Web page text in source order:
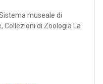
museale di
Collezioni di Zoologia La